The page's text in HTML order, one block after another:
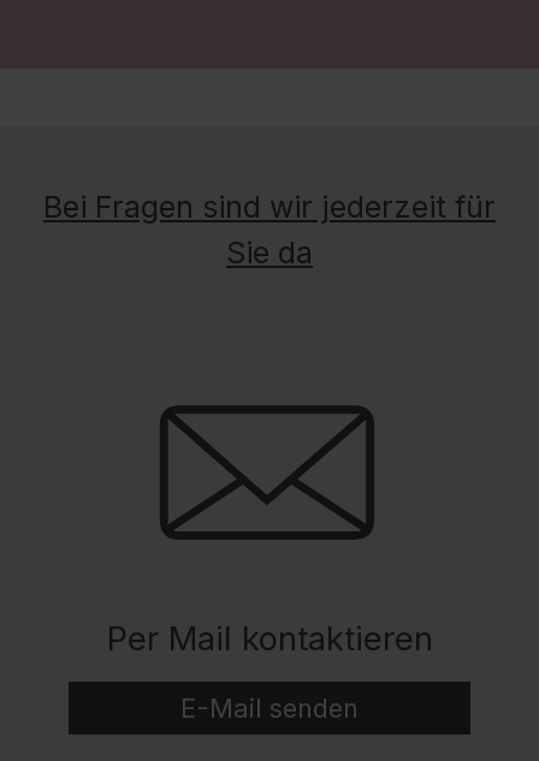
Bei Fragen sind wir jederzeit für
Sie da
Per Mail kontaktieren
E-Mail senden